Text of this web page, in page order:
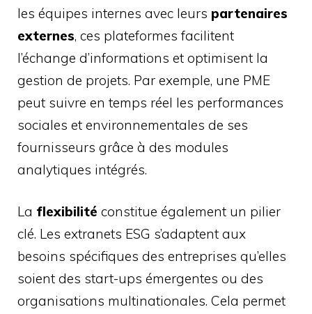
les équipes internes avec leurs partenaires
externes, ces plateformes facilitent
l’échange d’informations et optimisent la
gestion de projets. Par exemple, une PME
peut suivre en temps réel les performances
sociales et environnementales de ses
fournisseurs grâce à des modules
analytiques intégrés.
La flexibilité constitue également un pilier
clé. Les extranets ESG s’adaptent aux
besoins spécifiques des entreprises qu’elles
soient des start-ups émergentes ou des
organisations multinationales. Cela permet